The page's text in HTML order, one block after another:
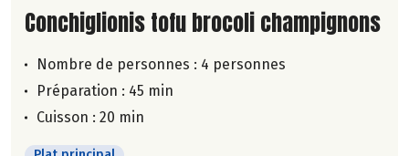
Lire la suite de la recette
Conchiglionis tofu brocoli champignons
Nombre de personnes : 4 personnes
Préparation : 45 min
Cuisson : 20 min